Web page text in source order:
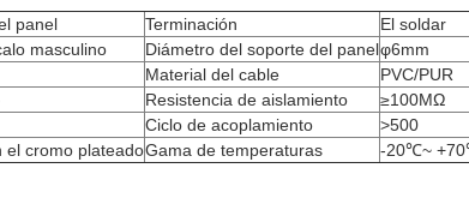
panel Terminación
El soldar
masculino Diámetro del soporte del panelφ6mm
Material del cable
PVC/PUR
Resistencia de aislamiento
≥100MΩ
Ciclo de acoplamiento
>500
el cromo plateadoGama de temperaturas -20℃~